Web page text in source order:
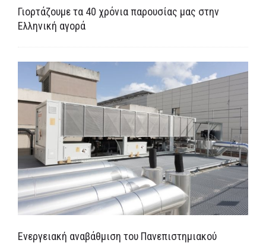
Γιορτάζουμε τα 40 χρόνια παρουσίας μας στην
Ελληνική αγορά
Ενεργειακή αναβάθμιση του Πανεπιστημιακού